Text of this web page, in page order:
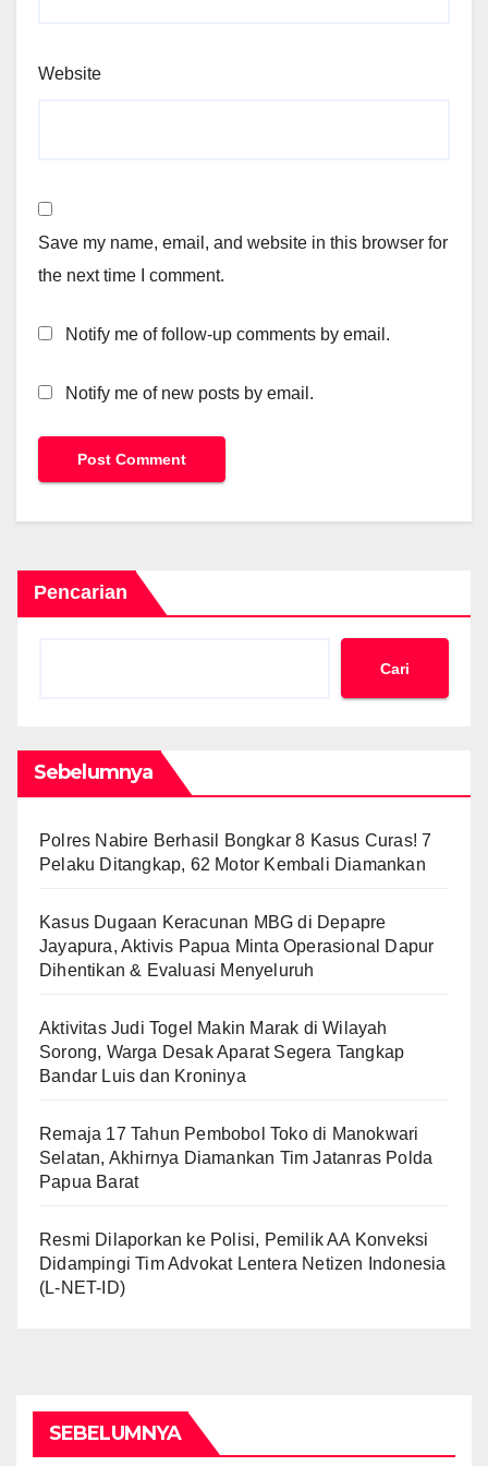
Website
Save my name, email, and website in this browser for
the next time I comment.
Notify me of follow-up comments by email.
Notify me of new posts by email.
Pencarian
Cari
Sebelumnya
Polres Nabire Berhasil Bongkar 8 Kasus Curas! 7
Pelaku Ditangkap, 62 Motor Kembali Diamankan
Kasus Dugaan Keracunan MBG di Depapre
Jayapura, Aktivis Papua Minta Operasional Dapur
Dihentikan & Evaluasi Menyeluruh
Aktivitas Judi Togel Makin Marak di Wilayah
Sorong, Warga Desak Aparat Segera Tangkap
Bandar Luis dan Kroninya
Remaja 17 Tahun Pembobol Toko di Manokwari
Selatan, Akhirnya Diamankan Tim Jatanras Polda
Papua Barat
Resmi Dilaporkan ke Polisi, Pemilik AA Konveksi
Didampingi Tim Advokat Lentera Netizen Indonesia
(L-NET-ID)
SEBELUMNYA